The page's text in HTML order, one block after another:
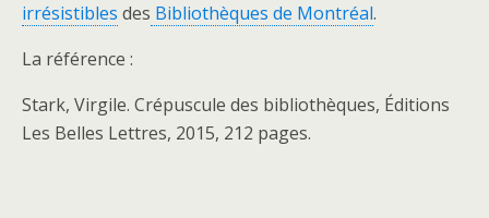
irrésistibles des Bibliothèques de Montréal.
La référence :
Stark, Virgile. Crépuscule des bibliothèques, Éditions
Les Belles Lettres, 2015, 212 pages.